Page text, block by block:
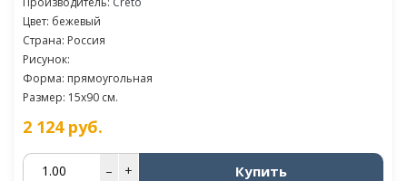
Цвет: бежевый
Страна: Россия
Рисунок:
Форма: прямоугольная
Размер: 15x90 см.
2 124руб.
– + Купить